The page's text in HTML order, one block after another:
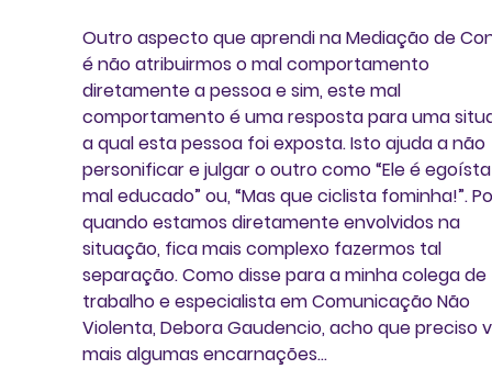
Outro aspecto que aprendi na Mediação de
é não atribuirmos o mal comportamento
diretamente a pessoa e sim, este mal
comportamento é uma resposta para uma
a qual esta pessoa foi exposta. Isto ajuda a não
personificar e julgar o outro como “Ele é
mal educado” ou, “Mas que ciclista fominha!”.
quando estamos diretamente envolvidos na
situação, fica mais complexo fazermos tal
separação. Como disse para a minha colega de
trabalho e especialista em Comunicação Não
Violenta, Debora Gaudencio, acho que preciso
mais algumas encarnações...